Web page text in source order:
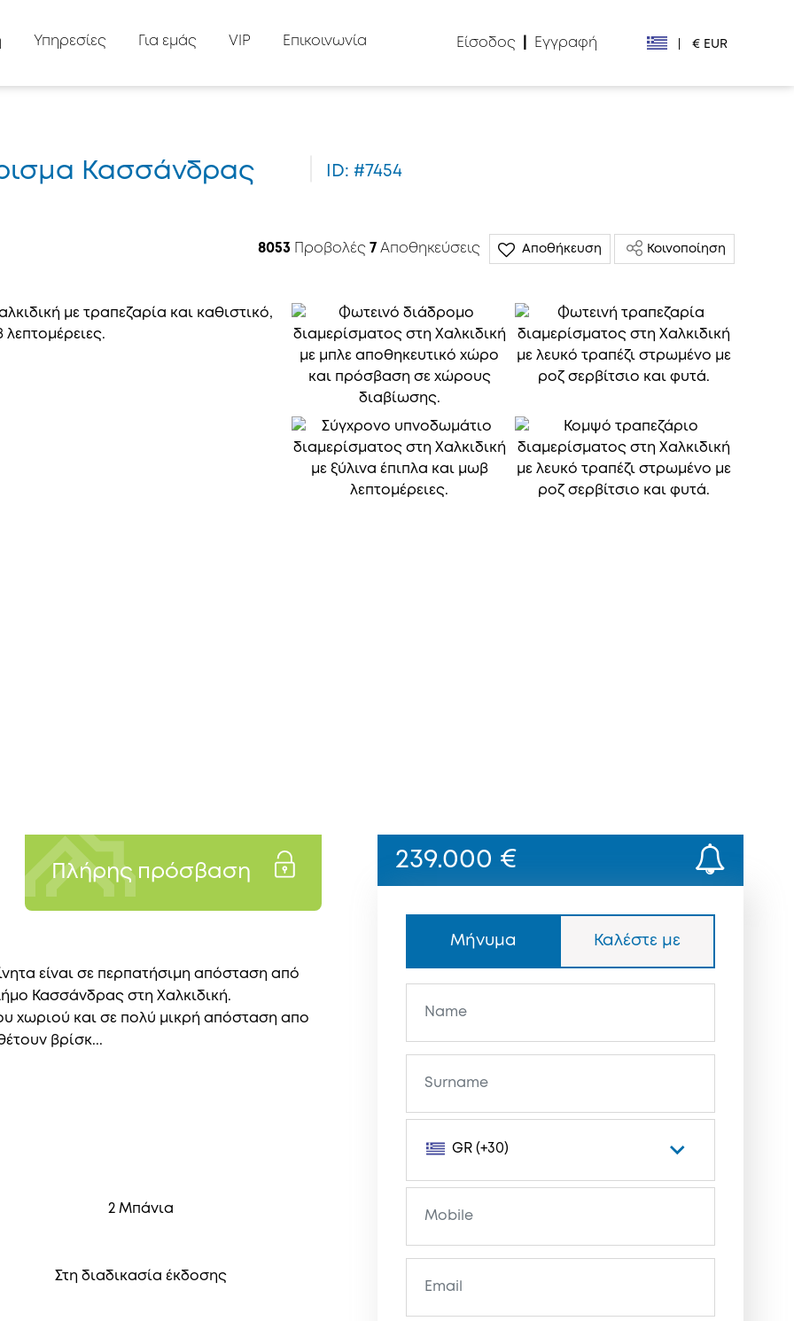
Υπηρεσίες Για εμάς VIP Επικοινωνία Είσοδος Εγγραφή € EUR
Лв. BGN
₽ RUB
Κασσάνδρας ID: #7454
8053 Προβολές 7Αποθηκεύσεις Αποθήκευση Κοινοποίηση
Πλήρης πρόσβαση
είναι σε περπατήσιμη απόσταση από
Κασσάνδρας στη Χαλκιδική.
χωριού και σε πολύ μικρή απόσταση απο
βρίσκ...
2 Μπάνια
Στη διαδικασία έκδοσης
239.000 €
Μήνυμα Καλέστε με
GR (+30)